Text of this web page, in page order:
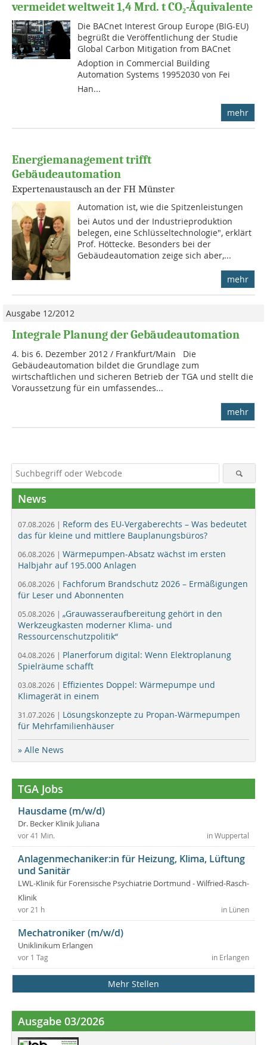
vermeidet weltweit 1,4 Mrd. t CO₂-Äquivalente
Die BACnet Interest Group Europe (BIG-EU)
begrüßt die Veröffentlichung der Studie
Global Carbon Mitigation from BACnet
Adoption in Commercial Building
Automation Systems 19952030 von Fei
Han...
mehr
Energiemanagement trifft
Gebäudeautomation
Expertenaustausch an der FH Münster
Automation ist, wie die Spitzenleistungen
bei Autos und der Industrieproduktion
belegen, eine Schlüsseltechnologie", erklärt
Prof. Höttecke. Besonders bei der
Gebäudeautomation zeige sich aber,...
mehr
Ausgabe 12/2012
Integrale Planung der Gebäudeautomation
4. bis 6. Dezember 2012 / Frankfurt/Main Die
Gebäudeautomation bildet die Grundlage zum
wirtschaftlichen und sicheren Betrieb der TGA und stellt die
Voraussetzung für ein umfassendes...
mehr
News
07.08.2026 | Reform des EU-Vergaberechts – Was bedeutet
das für kleine und mittlere Bauplanungsbüros?
06.08.2026 | Wärmepumpen-Absatz wächst im ersten
Halbjahr auf 195.000 Anlagen
06.08.2026 | Fachforum Brandschutz 2026 – Ermäßigungen
für Leser und Abonnenten
05.08.2026 | „Grauwasseraufbereitung gehört in den
Werkzeugkasten moderner Klima- und
Ressourcenschutzpolitik“
04.08.2026 | Planerforum digital: Wenn Elektroplanung
Spielräume schafft
03.08.2026 | Effizientes Doppel: Wärmepumpe und
Klimagerät in einem
31.07.2026 | Lösungskonzepte zu Propan-Wärmepumpen
für Mehrfamilienhäuser
» Alle News
TGA Jobs
Hausdame (m/w/d)
Dr. Becker Klinik Juliana
in Wuppertal
vor 41 Min.
Anlagenmechaniker:in für Heizung, Klima, Lüftung
und Sanitär
LWL-Klinik für Forensische Psychiatrie Dortmund - Wilfried-Rasch-
Klinik
in Lünen
vor 21 h
Mechatroniker (m/w/d)
Uniklinikum Erlangen
in Erlangen
vor 1 Tag
Mehr Stellen
Ausgabe 03/2026